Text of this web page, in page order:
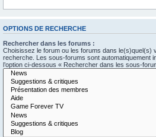
OPTIONS DE RECHERCHE
Rechercher dans les forums :
Choisissez le forum ou les forums dans le(s)quel(s)
recherche. Les sous-forums sont automatiquement
l’option ci-dessous « Rechercher dans les sous-